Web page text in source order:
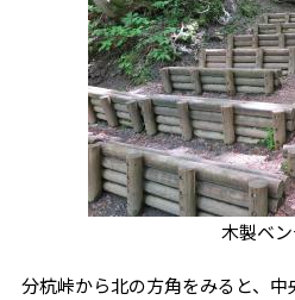
木製ベ
分杭峠から北の方角をみると、